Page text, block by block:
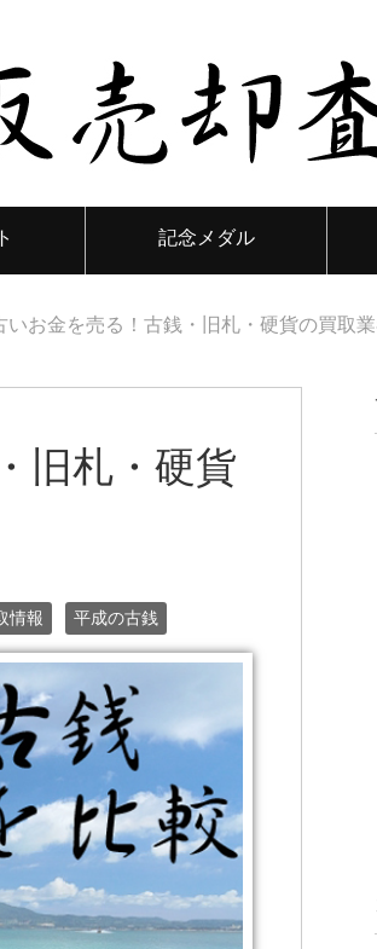
記念メダル
いお金を売る！古銭・旧札・硬貨の買取
旧札・硬貨
情報 平成の古銭